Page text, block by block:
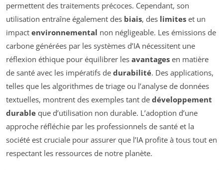
permettent des traitements précoces. Cependant, son
utilisation entraîne également des biais, des limites et un
impact environnemental non négligeable. Les émissions de
carbone générées par les systèmes d’IA nécessitent une
réflexion éthique pour équilibrer les avantages en matière
de santé avec les impératifs de durabilité. Des applications,
telles que les algorithmes de triage ou l’analyse de données
textuelles, montrent des exemples tant de développement
durable que d’utilisation non durable. L’adoption d’une
approche réfléchie par les professionnels de santé et la
société est cruciale pour assurer que l’IA profite à tous tout en
respectant les ressources de notre planète.